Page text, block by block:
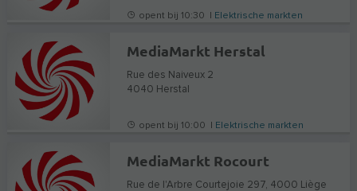
opent bij 10:30 | Elektrische markten
MediaMarkt Herstal
Rue des Naiveux 2
4040 Herstal
opent bij 10:00 | Elektrische markten
MediaMarkt Rocourt
Rue de l'Arbre Courtejoie 297, 4000 Liège